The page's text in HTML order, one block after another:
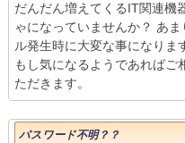
だんだん増えてくるIT関連機
ゃになっていませんか？ あ
ル発生時に大変な事になりま
もし気になるようであればご
ただきます。
パスワード不明？？